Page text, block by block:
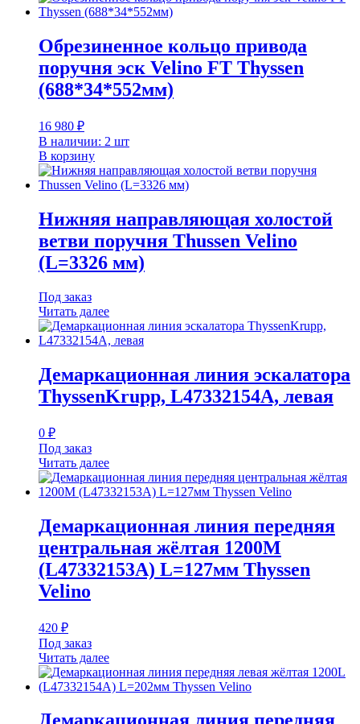
Обрезиненное кольцо привода
поручня эск Velino FT Thyssen
(688*34*552мм)
16 980 ₽
В наличии: 2 шт
В корзину
Нижняя направляющая холостой
ветви поручня Thussen Velino
(L=3326 мм)
Под заказ
Читать далее
Демаркационная линия эскалатора
ThyssenKrupp, L47332154A, левая
0 ₽
Под заказ
Читать далее
Демаркационная линия передняя
центральная жёлтая 1200M
(L47332153A) L=127мм Thyssen
Velino
420 ₽
Под заказ
Читать далее